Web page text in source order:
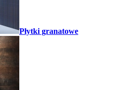
Płytki granatowe